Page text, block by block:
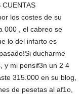
los costes de su
000 , el cabreo se
lo del infarto es
ducharme
y mi pensif3n un 2 4
315.000 en su blog,
de pesetas al af1o,